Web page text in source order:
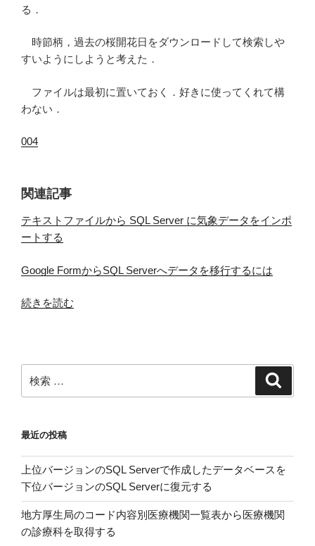
る．
時節柄，過去の桜開花日をダウンロードして検索しや
すいようにしようと考えた．
ファイルは最初に置いておく．好きに使ってくれて構
わない．
004
関連記事
テキストファイルから SQL Server に気象データをインポ
ートする
Google FormからSQL Serverへデータを移行するには
“気
サ
ク
花
日
の
テ
キ
ス
ト
続きを読む
索:
最近の投稿
上位バージョンのSQL Serverで作成したデータベースを
下位バージョンのSQL Serverに復元する
地方厚生局のコード内容別医療機関一覧表から医療機関
の診療科を取得する